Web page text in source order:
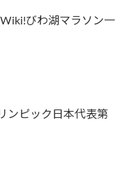
びわ湖マラソン一
ンピック日本代表第